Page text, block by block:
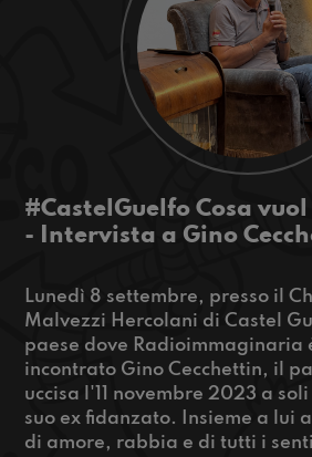
#CastelGuelfo Cosa
- Intervista a Gino
Lunedì 8 settembre, presso il
Malvezzi Hercolani di Castel
paese dove Radioimmaginaria
incontrato Gino Cecchettin, il
uccisa l'11 novembre 2023 a
suo ex fidanzato. Insieme a lui
di amore, rabbia e di tutti i